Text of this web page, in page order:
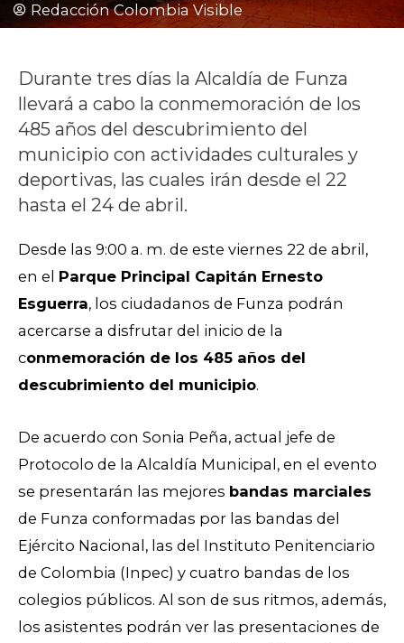
Redacción Colombia Visible
Durante tres días la Alcaldía de Funza
llevará a cabo la conmemoración de los
485 años del descubrimiento del
municipio con actividades culturales y
deportivas, las cuales irán desde el 22
hasta el 24 de abril.
Desde las 9:00 a. m. de este viernes 22 de abril,
en el Parque Principal Capitán Ernesto
Esguerra, los ciudadanos de Funza podrán
acercarse a disfrutar del inicio de la
conmemoración de los 485 años del
descubrimiento del municipio.
De acuerdo con Sonia Peña, actual jefe de
Protocolo de la Alcaldía Municipal, en el evento
se presentarán las mejores bandas marciales
de Funza conformadas por las bandas del
Ejército Nacional, las del Instituto Penitenciario
de Colombia (Inpec) y cuatro bandas de los
colegios públicos. Al son de sus ritmos, además,
los asistentes podrán ver las presentaciones de